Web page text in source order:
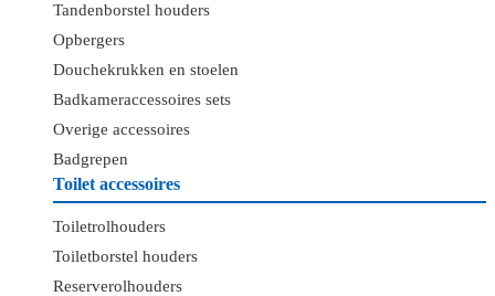
Tandenborstel houders
Opbergers
Douchekrukken en stoelen
Badkameraccessoires sets
Overige accessoires
Badgrepen
Toilet accessoires
Toiletrolhouders
Toiletborstel houders
Reserverolhouders